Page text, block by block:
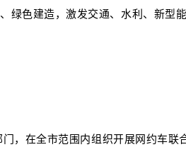
绿色建造，激发交通、水利、新型
，在全市范围内组织开展网约车联